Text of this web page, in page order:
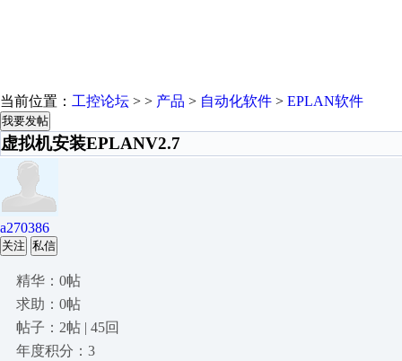
当前位置： 工控论坛 > > 产品 > 自动化软件 > EPLAN软件
我要发帖
虚拟机安装EPLANV2.7
a270386
关注 私信
精华：0帖
求助：0帖
帖子：2帖 | 45回
年度积分：3